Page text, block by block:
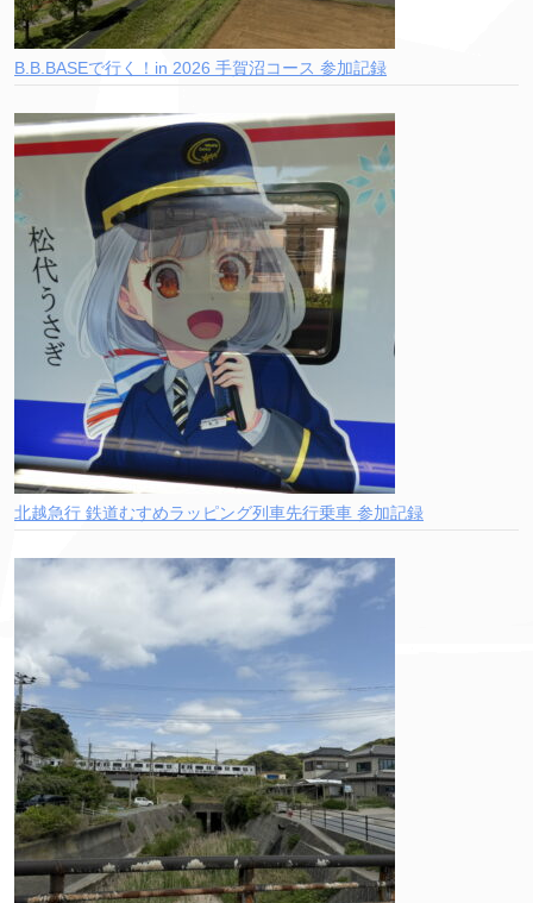
B.B.BASEで行く！in 2026 手賀沼コース 参加記録
北越急行 鉄道むすめラッピング列車先行乗車 参加記録